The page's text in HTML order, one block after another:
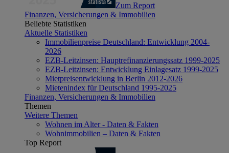
Zum Report
Finanzen, Versicherungen & Immobilien
Beliebte Statistiken
Aktuelle Statistiken
Immobilienpreise Deutschland: Entwicklung 2004-
2026
EZB-Leitzinsen: Hauptrefinanzierungssatz 1999-2025
EZB-Leitzinsen: Entwicklung Einlagesatz 1999-2025
Mietpreisentwicklung in Berlin 2012-2026
Mietenindex für Deutschland 1995-2025
Finanzen, Versicherungen & Immobilien
Themen
Weitere Themen
Wohnen im Alter - Daten & Fakten
Wohnimmobilien – Daten & Fakten
Top Report